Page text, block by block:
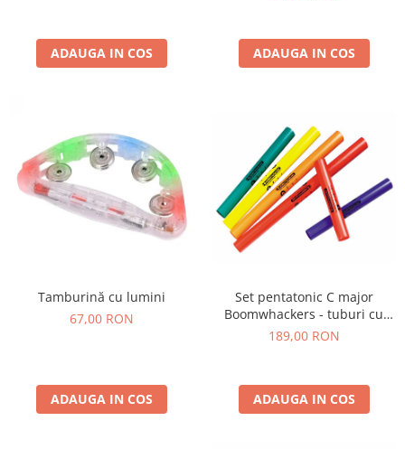
ADAUGA IN COS ADAUGA IN COS
Tamburină cu lumini
67,00 RON
ADAUGA IN COS
Set pentatonic C major
Boomwhackers - tuburi cu
sunete
189,00 RON
ADAUGA IN COS